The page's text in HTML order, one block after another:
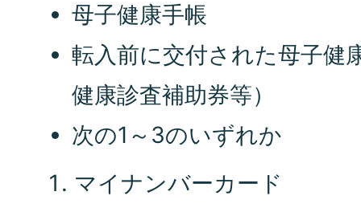
母子健康手帳
転入前に交付された母子健
健康診査補助券等）
次の1～3のいずれか
マイナンバーカード